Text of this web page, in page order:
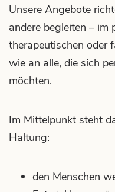
Das Zentrum
Marte Meo austria &
Du & Wir im Fokus.
Unsere Angebote
andere begleiten – im
therapeutischen oder
wie an alle, die sich
möchten.
Im Mittelpunkt steht
Haltung:
den Menschen